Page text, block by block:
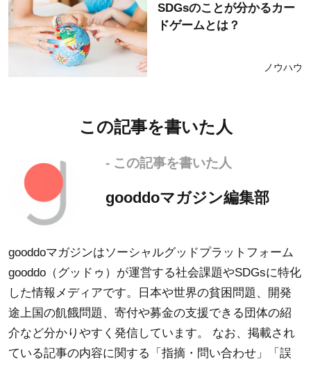
SDGsのことが分かるカー
ドゲームとは？
ノウハウ
この記事を書いた人
- この記事を書いた人
gooddoマガジン編集部
gooddoマガジンはソーシャルグッドプラットフォーム
gooddo（グッドゥ）が運営する社会課題やSDGsに特化
した情報メディアです。日本や世界の貧困問題、開発
途上国の飢餓問題、寄付や募金の支援できる団体の紹
介など分かりやすく発信しています。 なお、掲載され
ている記事の内容に関する「指摘・問い合わせ」「誤